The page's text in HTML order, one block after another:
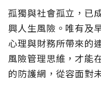
孤獨與社會孤立，已
興人生風險。唯有及
心理與財務所帶來的
風險管理思維，才能
的防護網，從容面對